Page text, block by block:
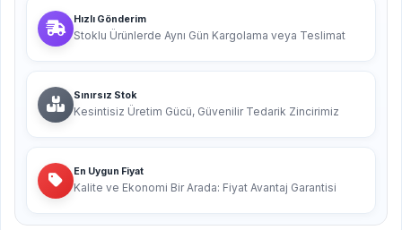
Hızlı Gönderim
Stoklu Ürünlerde Aynı Gün Kargolama veya Teslimat
Sınırsız Stok
Kesintisiz Üretim Gücü, Güvenilir Tedarik Zincirimiz
En Uygun Fiyat
Kalite ve Ekonomi Bir Arada: Fiyat Avantaj Garantisi